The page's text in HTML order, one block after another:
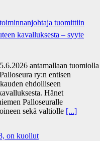
tuo­mit­tiin
ka­val­luk­ses­ta – syyte
antamallaan tuomiolla
ry:n entisen
ehdolliseen
Hänet
Palloseuralle
sekä valtiolle [...]
on kuollut